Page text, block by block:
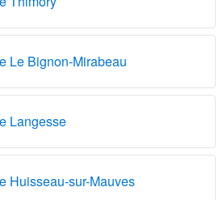
Le Bignon-Mirabeau
Langesse
Huisseau-sur-Mauves